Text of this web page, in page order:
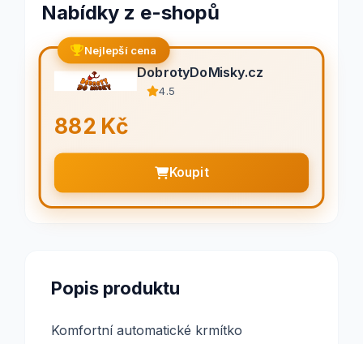
Nabídky z e-shopů
Nejlepší cena
DobrotyDoMisky.cz
4.5
882 Kč
Koupit
Popis produktu
Komfortní automatické krmítko